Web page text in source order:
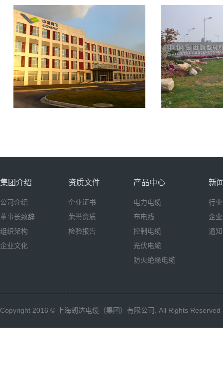
温州世贸中心 特
集团介绍
公司介绍
董事长致辞
组织架构
企业文化
资质文件
企业证书
荣誉资质
检验报告
产品中心
电力电缆
布电线
控制电缆
光伏电缆
防火绝缘电缆
新
行
企
通
Copyright 2016 © 上海朗达电缆（集团）有限公司. All Rights